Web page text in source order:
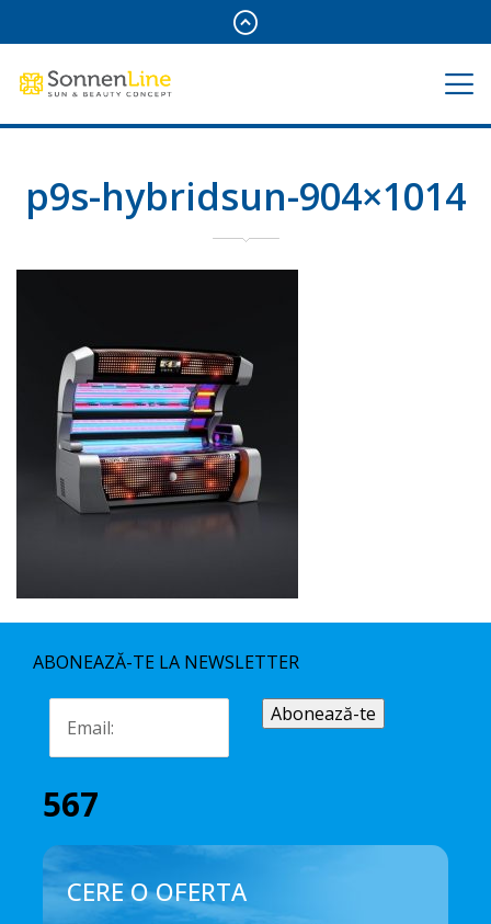
p9s-hybridsun-904×1014
ABONEAZĂ-TE LA NEWSLETTER
567
CERE O OFERTA